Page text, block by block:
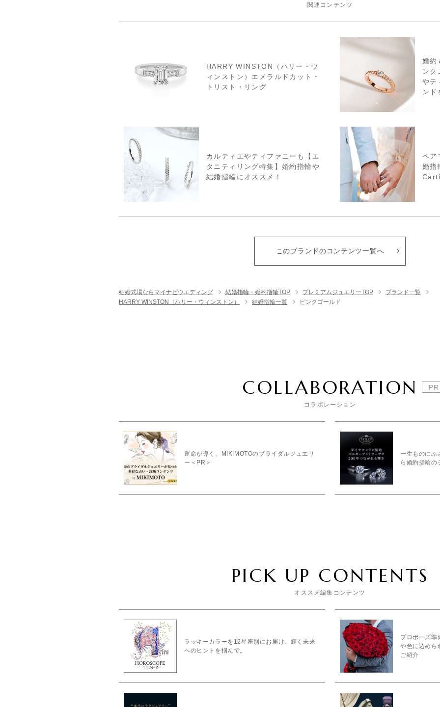
関連コンテンツ
HARRY WINSTON（ハリー・ウ
ィンストン）エメラルドカット・
トリスト・リング
婚約
ンク
やテ
ンド
カルティエやティファニーも【エ
タニティリング特集】婚約指輪や
結婚指輪にオススメ！
ペア
婚指
このブランドのコンテンツ一覧へ
結婚式場ならマイナビウエディング 結婚指輪・婚約指輪TOP プレミアムジュエリーTOP
ブランド一覧
HARRY WINSTON（ハリー・ウィンストン）
結婚指輪一覧 ピンクゴールド
COLLABORATION
コラボレーション
運命が導く、MIKIMOTOのブライダルジュエリ
ー＜PR＞
一生ものにふ
ら婚約指輪の
PICK UP CONTENTS
オススメ編集コンテンツ
ラッキーカラーを12星座別にお届け。輝く未来
へのヒントを掴んで。
プロポーズ
や色に込めら
ご紹介